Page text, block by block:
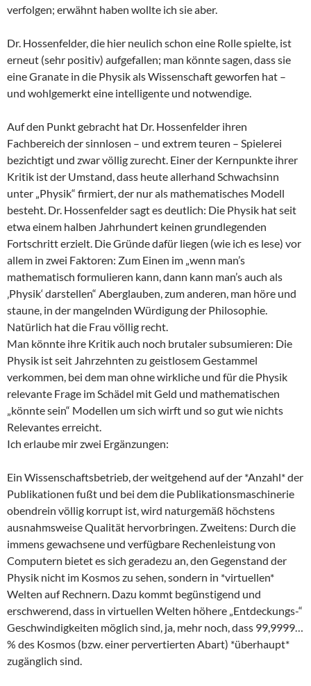
verfolgen; erwähnt haben wollte ich sie aber.
Dr. Hossenfelder, die hier neulich schon eine Rolle spielte, ist
erneut (sehr positiv) aufgefallen; man könnte sagen, dass sie
eine Granate in die Physik als Wissenschaft geworfen hat –
und wohlgemerkt eine intelligente und notwendige.
Auf den Punkt gebracht hat Dr. Hossenfelder ihren
Fachbereich der sinnlosen – und extrem teuren – Spielerei
bezichtigt und zwar völlig zurecht. Einer der Kernpunkte ihrer
Kritik ist der Umstand, dass heute allerhand Schwachsinn
unter „Physik“ firmiert, der nur als mathematisches Modell
besteht. Dr. Hossenfelder sagt es deutlich: Die Physik hat seit
etwa einem halben Jahrhundert keinen grundlegenden
Fortschritt erzielt. Die Gründe dafür liegen (wie ich es lese) vor
allem in zwei Faktoren: Zum Einen im „wenn man’s
mathematisch formulieren kann, dann kann man’s auch als
‚Physik‘ darstellen“ Aberglauben, zum anderen, man höre und
staune, in der mangelnden Würdigung der Philosophie.
Natürlich hat die Frau völlig recht.
Man könnte ihre Kritik auch noch brutaler subsumieren: Die
Physik ist seit Jahrzehnten zu geistlosem Gestammel
verkommen, bei dem man ohne wirkliche und für die Physik
relevante Frage im Schädel mit Geld und mathematischen
„könnte sein“ Modellen um sich wirft und so gut wie nichts
Relevantes erreicht.
Ich erlaube mir zwei Ergänzungen:
Ein Wissenschaftsbetrieb, der weitgehend auf der *Anzahl* der
Publikationen fußt und bei dem die Publikationsmaschinerie
obendrein völlig korrupt ist, wird naturgemäß höchstens
ausnahmsweise Qualität hervorbringen. Zweitens: Durch die
immens gewachsene und verfügbare Rechenleistung von
Computern bietet es sich geradezu an, den Gegenstand der
Physik nicht im Kosmos zu sehen, sondern in *virtuellen*
Welten auf Rechnern. Dazu kommt begünstigend und
erschwerend, dass in virtuellen Welten höhere „Entdeckungs-“
Geschwindigkeiten möglich sind, ja, mehr noch, dass 99,9999…
% des Kosmos (bzw. einer pervertierten Abart) *überhaupt*
zugänglich sind.